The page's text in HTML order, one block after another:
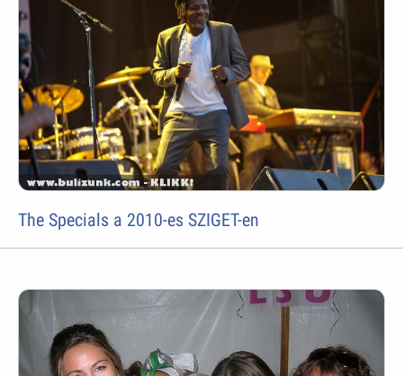
The Specials a 2010-es SZIGET-en